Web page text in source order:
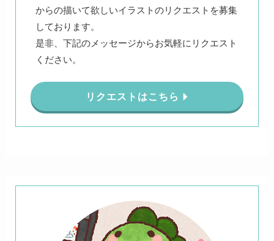
からの描いて欲しいイラストのリクエストを募集
しております。
是非、下記のメッセージからお気軽にリクエスト
ください。
リクエストはこちら